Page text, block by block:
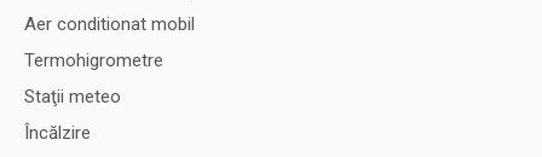
Aer conditionat mobil
Termohigrometre
Staţii meteo
Încălzire